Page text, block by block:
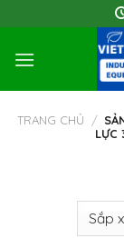
to
content
TRANG CHỦ /
LỰC